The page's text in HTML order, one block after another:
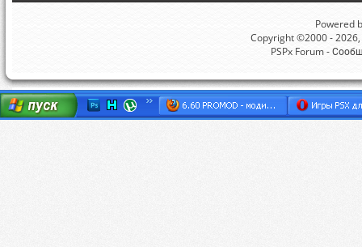
Powered
Copyright ©2000 -
PSPx Forum -